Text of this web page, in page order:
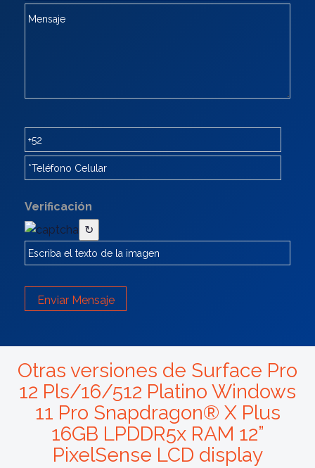
Verificación
↻
Enviar Mensaje
Otras versiones de Surface Pro
12 Pls/16/512 Platino Windows
11 Pro Snapdragon® X Plus
16GB LPDDR5x RAM 12”
PixelSense LCD display